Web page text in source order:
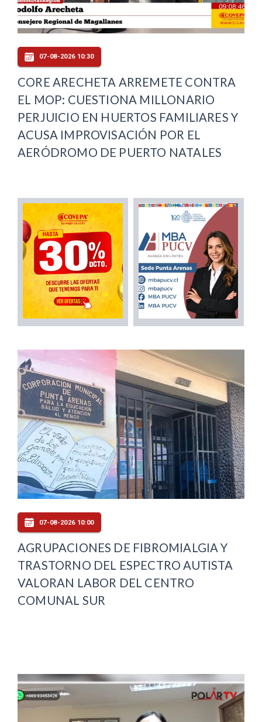
07-08-2026 10:30
CORE ARECHETA ARREMETE CONTRA
EL MOP: CUESTIONA MILLONARIO
PERJUICIO EN HUERTOS FAMILIARES Y
ACUSA IMPROVISACIÓN POR EL
AERÓDROMO DE PUERTO NATALES
07-08-2026 10:00
AGRUPACIONES DE FIBROMIALGIA Y
TRASTORNO DEL ESPECTRO AUTISTA
VALORAN LABOR DEL CENTRO
COMUNAL SUR